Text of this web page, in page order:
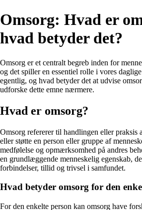
Omsorg: Hvad er
hvad betyder det?
Omsorg er et centralt begreb inden for
og det spiller en essentiel rolle i vores
egentlig, og hvad betyder det at udvise
udforske dette emne nærmere.
Hvad er omsorg?
Omsorg refererer til handlingen eller praksis
eller støtte en person eller gruppe af
medfølelse og opmærksomhed på andres
en grundlæggende menneskelig egenskab,
forbindelser, tillid og trivsel i samfundet.
Hvad betyder omsorg for den
For den enkelte person kan omsorg have